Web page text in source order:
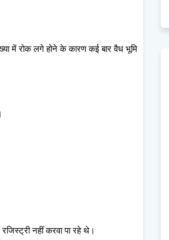
में रोक लगे होने के कारण कई बार वैध भूमि
नहीं करवा पा रहे थे।